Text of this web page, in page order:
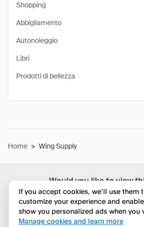
Would you like to view
in English?
No, continua a
Shopping
Abbigliamento
Autonoleggio
Libri
Prodotti di bellezza
Home > Wing Supply
If you accept cookies, we’ll use them
customize your experience and
show you personalized ads when you
Manage cookies and learn more